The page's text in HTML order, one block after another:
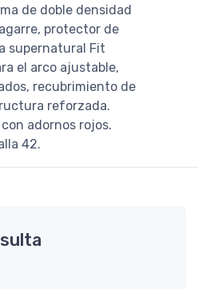
de doble densidad
protector de
supernatural Fit
el arco ajustable,
recubrimiento de
reforzada.
adornos rojos.
42.